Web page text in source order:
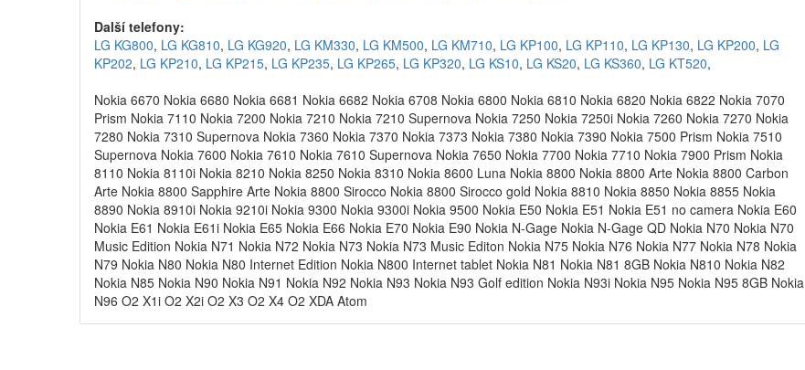
Další telefony:
LG KG800, LG KG810, LG KG920, LG KM330, LG KM500, LG KM710, LG KP100, LG KP110, LG KP130, LG KP200, LG
KP202, LG KP210, LG KP215, LG KP235, LG KP265, LG KP320, LG KS10, LG KS20, LG KS360, LG KT520,
Nokia 6670 Nokia 6680 Nokia 6681 Nokia 6682 Nokia 6708 Nokia 6800 Nokia 6810 Nokia 6820 Nokia 6822 Nokia 7070
Prism Nokia 7110 Nokia 7200 Nokia 7210 Nokia 7210 Supernova Nokia 7250 Nokia 7250i Nokia 7260 Nokia 7270 Nokia
7280 Nokia 7310 Supernova Nokia 7360 Nokia 7370 Nokia 7373 Nokia 7380 Nokia 7390 Nokia 7500 Prism Nokia 7510
Supernova Nokia 7600 Nokia 7610 Nokia 7610 Supernova Nokia 7650 Nokia 7700 Nokia 7710 Nokia 7900 Prism Nokia
8110 Nokia 8110i Nokia 8210 Nokia 8250 Nokia 8310 Nokia 8600 Luna Nokia 8800 Nokia 8800 Arte Nokia 8800 Carbon
Arte Nokia 8800 Sapphire Arte Nokia 8800 Sirocco Nokia 8800 Sirocco gold Nokia 8810 Nokia 8850 Nokia 8855 Nokia
8890 Nokia 8910i Nokia 9210i Nokia 9300 Nokia 9300i Nokia 9500 Nokia E50 Nokia E51 Nokia E51 no camera Nokia E60
Nokia E61 Nokia E61i Nokia E65 Nokia E66 Nokia E70 Nokia E90 Nokia N-Gage Nokia N-Gage QD Nokia N70 Nokia N70
Music Edition Nokia N71 Nokia N72 Nokia N73 Nokia N73 Music Editon Nokia N75 Nokia N76 Nokia N77 Nokia N78 Nokia
N79 Nokia N80 Nokia N80 Internet Edition Nokia N800 Internet tablet Nokia N81 Nokia N81 8GB Nokia N810 Nokia N82
Nokia N85 Nokia N90 Nokia N91 Nokia N92 Nokia N93 Nokia N93 Golf edition Nokia N93i Nokia N95 Nokia N95 8GB Nokia
N96 O2 X1i O2 X2i O2 X3 O2 X4 O2 XDA Atom